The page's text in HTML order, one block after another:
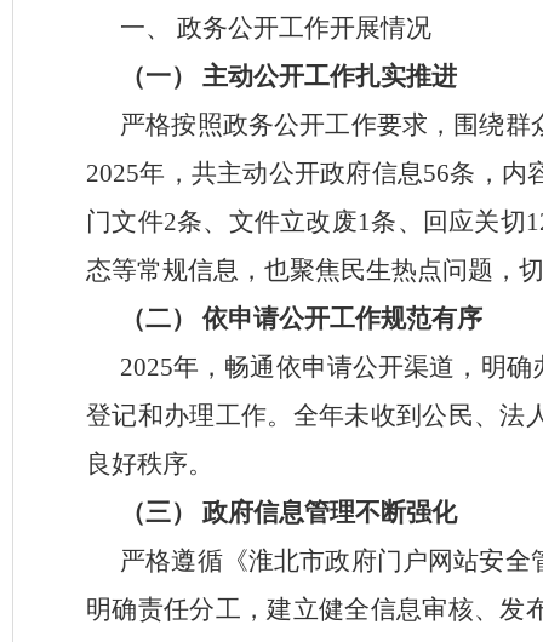
一、
政务公开工作开展情况
（一）
主动公开工作扎实推进
严格按照政务公开工作要求，围绕
2025年，共主动公开政府信息56条，
门文件2条、文件立改废1条、回应关
态等常规信息，也聚焦民生热点问题，
（二）
依申请公开工作规范有序
2025年，畅通依申请公开渠道，明
登记和办理工作。全年未收到公民、法
良好秩序。
（三）
政府信息管理不断强化
严格遵循《淮北市政府门户网站安
明确责任分工，建立健全信息审核、发